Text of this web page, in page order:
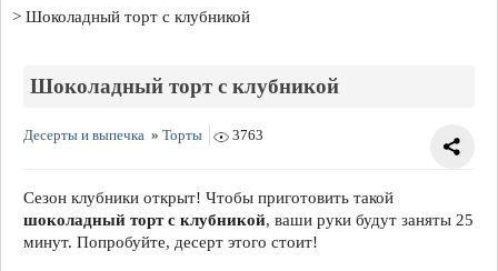
Шоколадный торт с клубникой
Шоколадный торт с клубникой
Десерты и выпечка » Торты 3763
Сезон клубники открыт! Чтобы приготовить такой
шоколадный торт с клубникой, ваши руки будут заняты 25
минут. Попробуйте, десерт этого стоит!